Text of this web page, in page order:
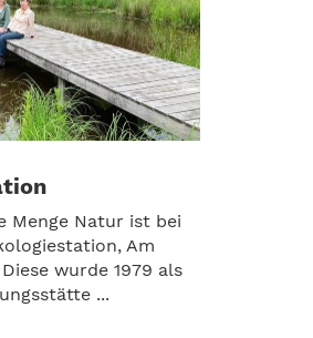
Menge Natur ist bei
Am
wurde 1979 als
...